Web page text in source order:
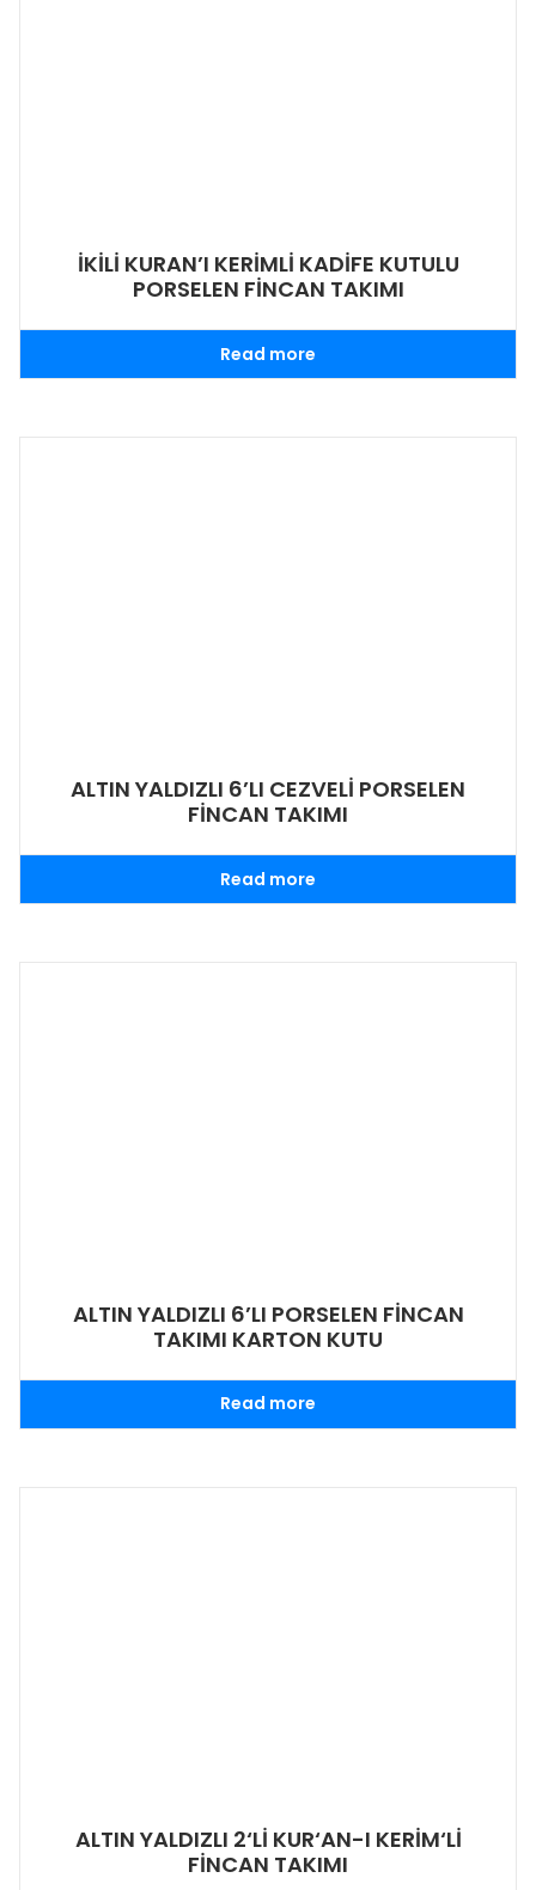
İKİLİ KURAN’I KERİMLİ KADİFE KUTULU
PORSELEN FİNCAN TAKIMI
Read more
ALTIN YALDIZLI 6’LI CEZVELİ PORSELEN
FİNCAN TAKIMI
Read more
ALTIN YALDIZLI 6’LI PORSELEN FİNCAN
TAKIMI KARTON KUTU
Read more
ALTIN YALDIZLI 2‘Lİ KUR‘AN-I KERİM‘Lİ
FİNCAN TAKIMI